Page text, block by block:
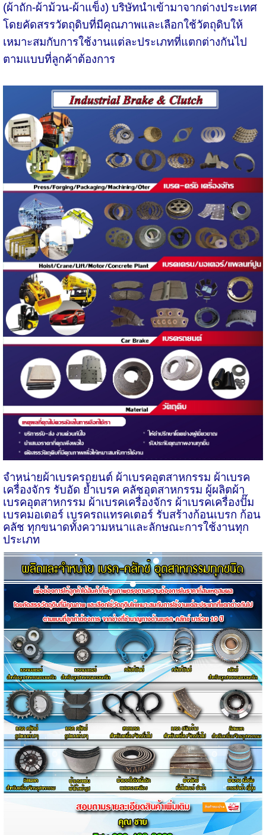
(ผ้าถัก-ผ้าม้วน-ผ้าแข็ง) บริษัทนำเข้ามาจากต่างประเทศ
โดยคัดสรรวัตถุดิบที่มีคุณภาพและเลือกใช้วัตถุดิบให้
เหมาะสมกับการใช้งานแต่ละประเภทที่แตกต่างกันไป
ตามแบบที่ลูกค้าต้องการ
จำหน่ายผ้าเบรครถยนต์ ผ้าเบรคอุตสาหกรรม ผ้าเบรค
เครื่องจักร รับอัด ย้ำเบรค คลัชอุตสาหกรรม ผู้ผลิตผ้า
เบรคอุตสาหกรรม ผ้าเบรคเครื่องจักร ผ้าเบรคเครื่องปั๊ม
เบรคมอเตอร์ เบรครถแทรคเตอร์ รับสร้างก้อนเบรก ก้อน
คลัช ทุกขนาดทั้งความหนาและลักษณะการใช้งานทุก
ประเภท